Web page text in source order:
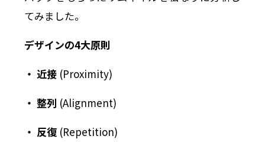
てみました。
デザインの4大原則
・ 近接(Proximity)
・ 整列 (Alignment)
・ 反復 (Repetition)